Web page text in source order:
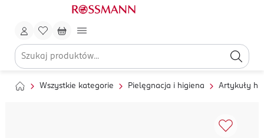
Wszystkie kategorie Pielęgnacja i higiena Artykuły